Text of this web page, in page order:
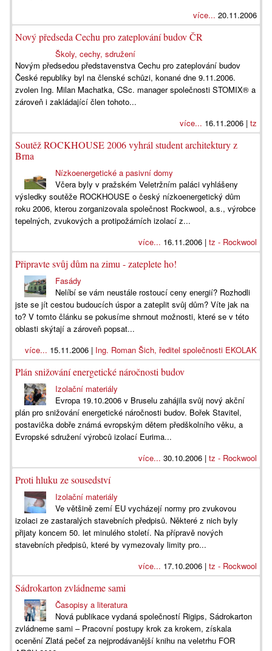
více... 20.11.2006
Nový předseda Cechu pro zateplování budov ČR
Školy, cechy, sdružení
Novým předsedou představenstva Cechu pro zateplování budov
České republiky byl na členské schůzi, konané dne 9.11.2006.
zvolen Ing. Milan Machatka, CSc. manager společnosti STOMIX® a
zároveň i zakládající člen tohoto...
více... 16.11.2006 | tz
Soutěž ROCKHOUSE 2006 vyhrál student architektury z
Brna
Nízkoenergetické a pasivní domy
Včera byly v pražském Veletržním paláci vyhlášeny
výsledky soutěže ROCKHOUSE o český nízkoenergetický dům
roku 2006, kterou zorganizovala společnost Rockwool, a.s., výrobce
tepelných, zvukových a protipožárních izolací z...
více... 16.11.2006 | tz - Rockwool
Připravte svůj dům na zimu - zateplete ho!
Fasády
Nelíbí se vám neustále rostoucí ceny energií? Rozhodli
jste se jít cestou budoucích úspor a zateplit svůj dům? Víte jak na
to? V tomto článku se pokusíme shrnout možnosti, které se v této
oblasti skýtají a zároveň popsat...
více... 15.11.2006 | Ing. Roman Šich, ředitel společnosti EKOLAK
Plán snižování energetické náročnosti budov
Izolační materiály
Evropa 19.10.2006 v Bruselu zahájila svůj nový akční
plán pro snižování energetické náročnosti budov. Bořek Stavitel,
postavička dobře známá evropským dětem předškolního věku, a
Evropské sdružení výrobců izolací Eurima...
více... 30.10.2006 | tz - Rockwool
Proti hluku ze sousedství
Izolační materiály
Ve většině zemí EU vycházejí normy pro zvukovou
izolaci ze zastaralých stavebních předpisů. Některé z nich byly
přijaty koncem 50. let minulého století. Na přípravě nových
stavebních předpisů, které by vymezovaly limity pro...
více... 17.10.2006 | tz - Rockwool
Sádrokarton zvládneme sami
Časopisy a literatura
Nová publikace vydaná společností Rigips, Sádrokarton
zvládneme sami – Pracovní postupy krok za krokem, získala
ocenění Zlatá pečeť za nejprodávanější knihu na veletrhu FOR